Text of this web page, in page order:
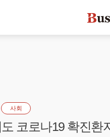
사회
코로나19 확진환